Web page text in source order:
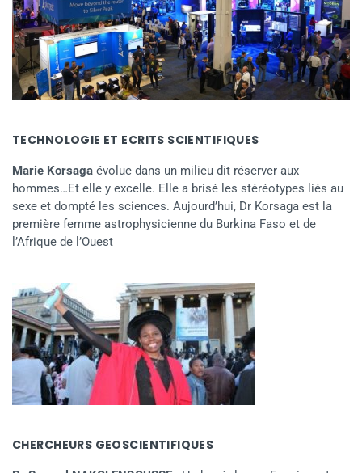
TECHNOLOGIE ET ECRITS SCIENTIFIQUES
Marie Korsaga évolue dans un milieu dit réserver aux
hommes…Et elle y excelle. Elle a brisé les stéréotypes liés au
sexe et dompté les sciences. Aujourd’hui, Dr Korsaga est la
première femme astrophysicienne du Burkina Faso et de
l’Afrique de l’Ouest
CHERCHEURS GEOSCIENTIFIQUES